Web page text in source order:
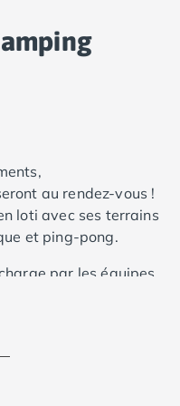
au rendez-vous !
loti avec ses terrains
et ping-pong.
par les équipes
au menu de leur